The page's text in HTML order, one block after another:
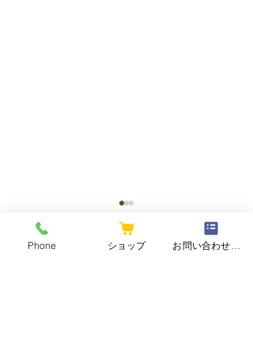
Phone ショップ